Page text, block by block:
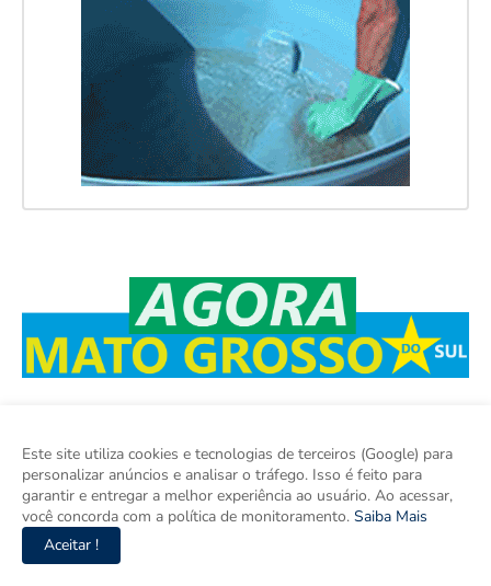
Agora Mato Grosso do Sul é o site de notícias do Mato Grosso
do Sul, também somos um espaço para discutir o Mato Grosso
Este site utiliza cookies e tecnologias de terceiros (Google) para
personalizar anúncios e analisar o tráfego. Isso é feito para
garantir e entregar a melhor experiência ao usuário. Ao acessar,
você concorda com a política de monitoramento. Saiba Mais
Aceitar !